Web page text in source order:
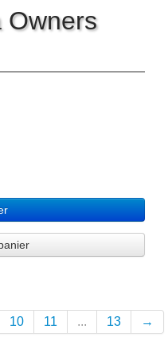
Owners
10 11 ... 13 →